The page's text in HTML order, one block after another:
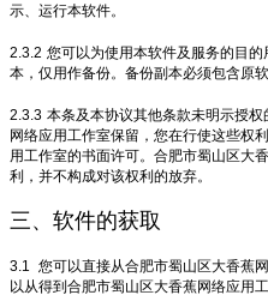
示、运行本软件。
2.3.2 您可以为使用本软件及服务的目
本，仅用作备份。备份副本必须包含原
2.3.3 本条及本协议其他条款未明示授
网络应用工作室保留，您在行使这些权
用工作室的书面许可。合肥市蜀山区大
利，并不构成对该权利的放弃。
三、软件的获取
3.1 您可以直接从合肥市蜀山区大香蕉
以从得到合肥市蜀山区大香蕉网络应用